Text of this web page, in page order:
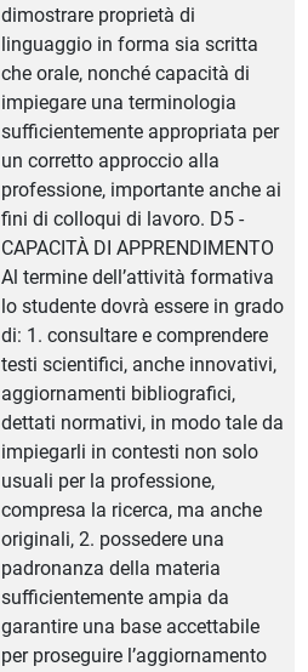
dimostrare proprietà di
linguaggio in forma sia scritta
che orale, nonché capacità di
impiegare una terminologia
sufficientemente appropriata per
un corretto approccio alla
professione, importante anche ai
fini di colloqui di lavoro. D5 -
CAPACITÀ DI APPRENDIMENTO
Al termine dell’attività formativa
lo studente dovrà essere in grado
di: 1. consultare e comprendere
testi scientifici, anche innovativi,
aggiornamenti bibliografici,
dettati normativi, in modo tale da
impiegarli in contesti non solo
usuali per la professione,
compresa la ricerca, ma anche
originali, 2. possedere una
padronanza della materia
sufficientemente ampia da
garantire una base accettabile
per proseguire l’aggiornamento